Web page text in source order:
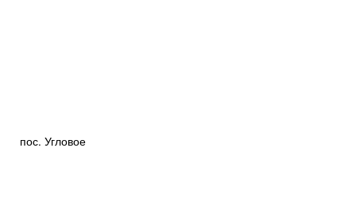
пос. Угловое